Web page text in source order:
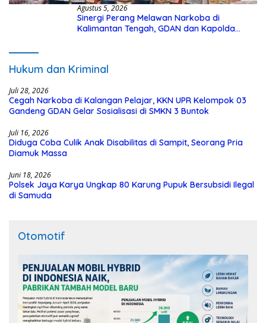
Agustus 5, 2026
Sinergi Perang Melawan Narkoba di
Kalimantan Tengah, GDAN dan Kapolda
Hukum dan Kriminal
Juli 28, 2026
Cegah Narkoba di Kalangan Pelajar, KKN UPR Kelompok 03
Gandeng GDAN Gelar Sosialisasi di SMKN 3 Buntok
Juli 16, 2026
Diduga Coba Culik Anak Disabilitas di Sampit, Seorang Pria
Diamuk Massa
Juni 18, 2026
Polsek Jaya Karya Ungkap 80 Karung Pupuk Bersubsidi Ilegal
di Samuda
Otomotif